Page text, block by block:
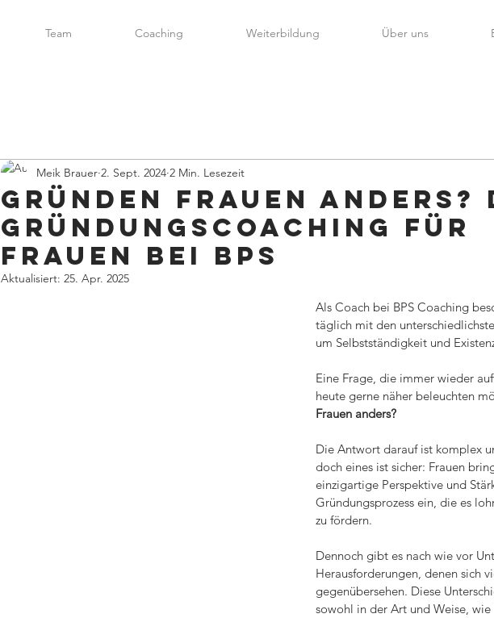
Team Coaching Weiterbildung Über uns
Gründen Frauen anders?
Gründungscoaching für
Frauen bei BPS
Meik Brauer 2. Sept. 2024 2 Min. Lesezeit
Aktualisiert: 25. Apr. 2025
Als Coach bei BPS Coaching
täglich mit den
um Selbstständigkeit und
Eine Frage, die immer wieder
heute gerne näher beleuchten
Frauen anders?
Die Antwort darauf ist komplex
doch eines ist sicher: Frauen
einzigartige Perspektive und
Gründungsprozess ein, die es
zu fördern.
Dennoch gibt es nach wie vor
Herausforderungen, denen sich
gegenübersehen. Diese
sowohl in der Art und Weise, wie